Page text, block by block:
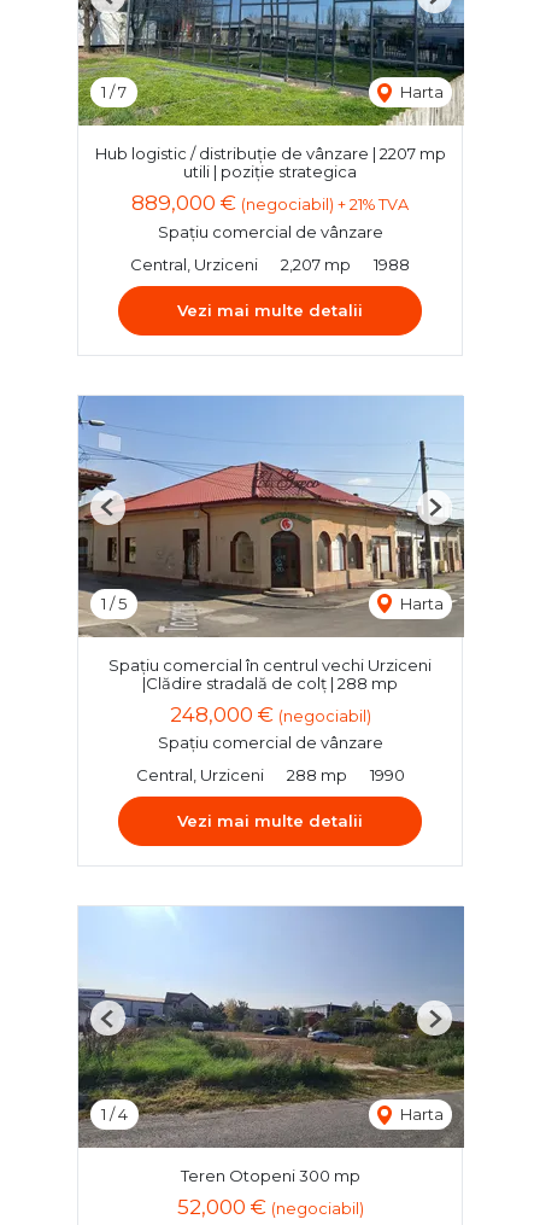
1 /7 Harta
Previous Next
Hub logistic / distribuție de vânzare | 2207 mp
utili | poziție strategica
889,000 € (negociabil) + 21% TVA
Spațiu comercial de vânzare
Central, Urziceni
2,207 mp 1988
Vezi mai multe detalii
1 /5 Harta
Previous Next
Spațiu comercial în centrul vechi Urziceni
|Clădire stradală de colț | 288 mp
248,000 € (negociabil)
Spațiu comercial de vânzare
Central, Urziceni
288 mp 1990
Vezi mai multe detalii
1 /4 Harta
Previous Next
Teren Otopeni 300 mp
52,000 € (negociabil)